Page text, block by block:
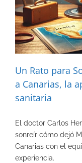
Un Rato para
a Canarias, la
sanitaria
El doctor Carlos
sonreír cómo dejó
Canarias con el
experiencia.